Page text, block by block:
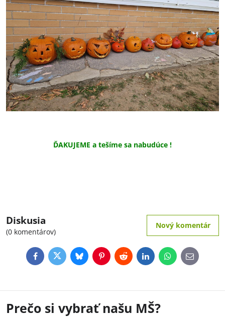
ĎAKUJEME a tešíme sa nabudúce !
Diskusia
(0 komentárov)
Nový komentár
FacebookTwitterBlueskyPinterestRedditLinkedInWhatsApp
E-
mail
Prečo si vybrať našu MŠ?